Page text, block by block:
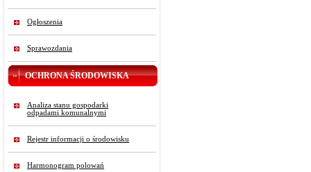
Ogłoszenia
Sprawozdania
OCHRONA ŚRODOWISKA
Analiza stanu gospodarki
odpadami komunalnymi
Rejestr informacji o środowisku
Harmonogram polowań